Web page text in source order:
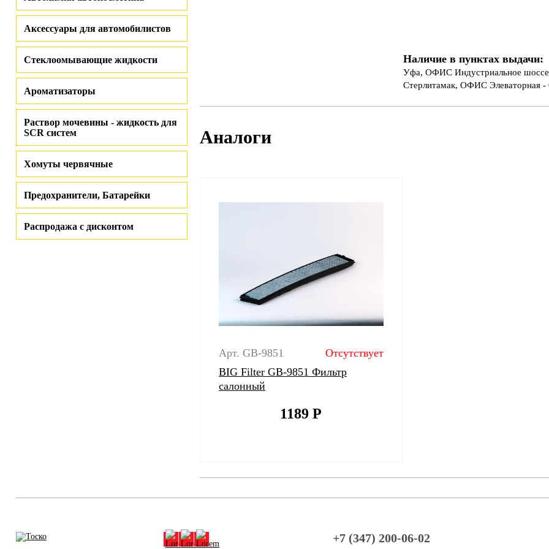
Аксессуары для автомобилистов
Стеклоомывающие жидкости
Ароматизаторы
Раствор мочевины - жидкость для
SCR систем
Хомуты червячные
Предохранители, Батарейки
Распродажа с дисконтом
Наличие в пунктах выдачи:
Уфа, ОФИС Индустриальное
Стерлитамак, ОФИС Элеваторная -
Аналоги
Арт. GB-9851
Отсутствует
BIG Filter GB-9851 Фильтр
салонный
1189Р
+7 (347) 200-06-02